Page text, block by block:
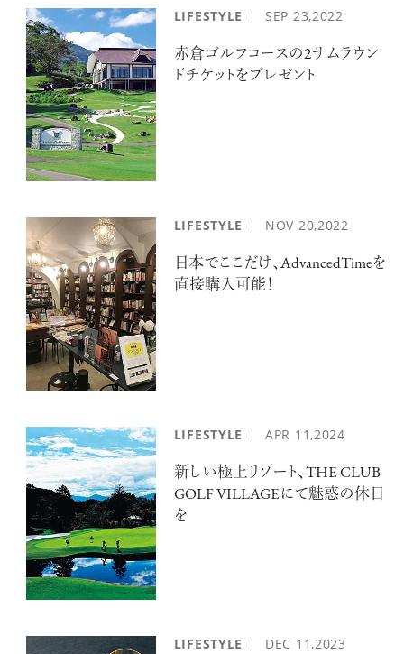
LIFESTYLE SEP 23,2022
赤倉ゴルフコースの2サムラウン
ドチケットをプレゼント
LIFESTYLE NOV 20,2022
日本でここだけ、AdvancedTimeを
直接購入可能！
LIFESTYLE APR 11,2024
新しい極上リゾート、THE CLUB
GOLF VILLAGEにて魅惑の休日
を
LIFESTYLE DEC 11,2023